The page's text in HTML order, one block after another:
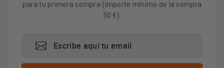
para tu primera compra (importe mínimo de la compra
50 €).